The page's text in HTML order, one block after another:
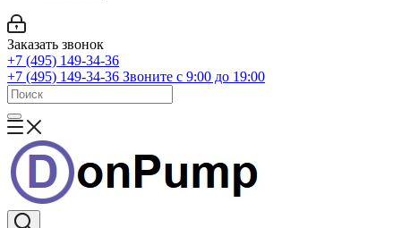
Заказать звонок
+7 (495) 149-34-36
+7 (495) 149-34-36 Звоните с 9:00 до 19:00